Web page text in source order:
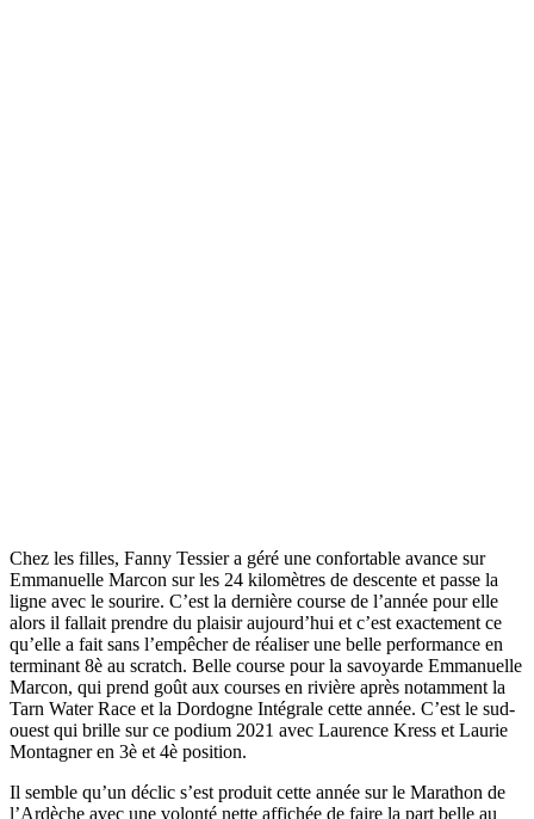
Chez les filles, Fanny Tessier a géré une confortable avance sur
Emmanuelle Marcon sur les 24 kilomètres de descente et passe la
ligne avec le sourire. C’est la dernière course de l’année pour elle
alors il fallait prendre du plaisir aujourd’hui et c’est exactement ce
qu’elle a fait sans l’empêcher de réaliser une belle performance en
terminant 8è au scratch. Belle course pour la savoyarde Emmanuelle
Marcon, qui prend goût aux courses en rivière après notamment la
Tarn Water Race et la Dordogne Intégrale cette année. C’est le sud-
ouest qui brille sur ce podium 2021 avec Laurence Kress et Laurie
Montagner en 3è et 4è position.
Il semble qu’un déclic s’est produit cette année sur le Marathon de
l’Ardèche avec une volonté nette affichée de faire la part belle au